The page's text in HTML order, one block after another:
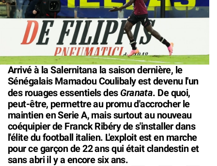
Arrivé à la Salernitana la saison dernière, le
Sénégalais Mamadou Coulibaly est devenu l'un
des rouages essentiels des Granata. De quoi,
peut-être, permettre au promu d'accrocher le
maintien en Serie A, mais surtout au nouveau
coéquipier de Franck Ribéry de s'installer dans
l'élite du football italien. L'exploit est en marche
pour ce garçon de 22 ans qui était clandestin et
sans abri il y a encore six ans.